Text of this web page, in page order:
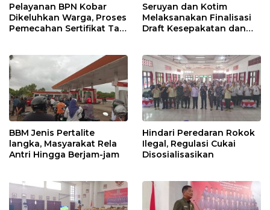
Pelayanan BPN Kobar
Dikeluhkan Warga, Proses
Pemecahan Sertifikat Tak
Seruyan dan Kotim
Melaksanakan Finalisasi
Draft Kesepakatan dan
BBM Jenis Pertalite
langka, Masyarakat Rela
Antri Hingga Berjam-jam
Hindari Peredaran Rokok
Ilegal, Regulasi Cukai
Disosialisasikan